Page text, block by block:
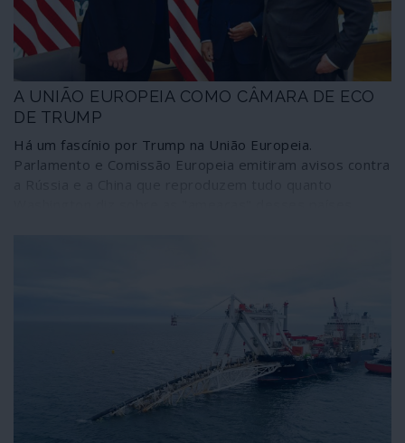
A UNIÃO EUROPEIA COMO CÂMARA DE ECO
DE TRUMP
Há um fascínio por Trump na União Europeia.
Parlamento e Comissão Europeia emitiram avisos contra